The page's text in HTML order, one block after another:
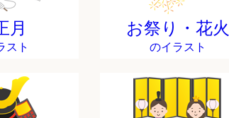
月
スト
お祭り・花火
のイラスト